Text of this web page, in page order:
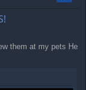
them at my pets He